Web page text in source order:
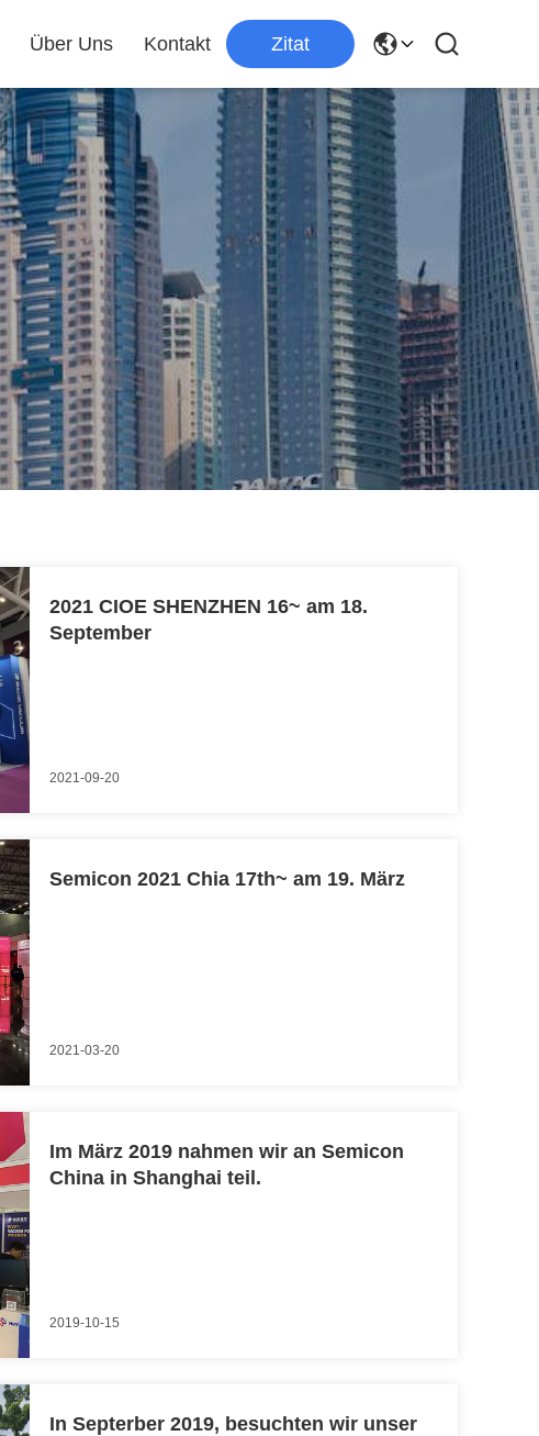
Über Uns Kontakt Zitat
2021 CIOE SHENZHEN 16~ am 18.
September
2021-09-20
Semicon 2021 Chia 17th~ am 19. März
2021-03-20
Im März 2019 nahmen wir an Semicon
China in Shanghai teil.
2019-10-15
In Septerber 2019, besuchten wir unser